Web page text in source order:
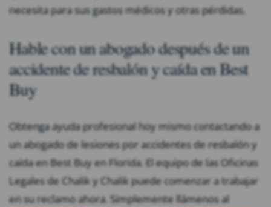
necesita para sus gastos médicos y otras pérdidas.
Hable con un abogado después de un
accidente de resbalón y caída en Best
Buy
Obtenga ayuda profesional hoy mismo contactando a
un abogado de lesiones por accidentes de resbalón y
caída en Best Buy en Florida. El equipo de las Oficinas
Legales de Chalik y Chalik puede comenzar a trabajar
en su reclamo ahora. Simplemente llámenos al